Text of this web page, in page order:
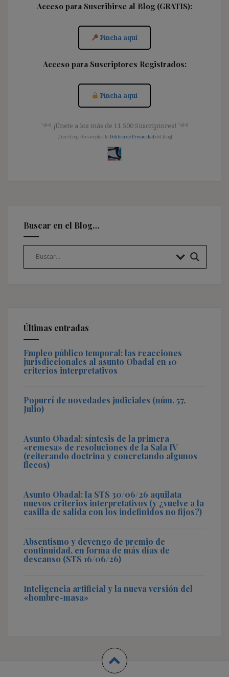
Acceso para Suscribirse al Blog (GRATIS):
Pincha aquí
Acceso para Suscriptores Registrados:
Pincha aquí
༺ ¡Únete a los más de 11.500 Suscriptores! ༺
[Con el registro aceptas la Política de Privacidad del blog]
Buscar en el Blog…
Últimas entradas
Empleo público temporal: las reacciones
jurisdiccionales al asunto Obadal en 10
criterios interpretativos
Popurrí de novedades judiciales (núm. 57,
Julio)
Asunto Obadal: síntesis de la primera
«remesa» de resoluciones de la Sala IV
(reiterando doctrina y concretando algunos
flecos)
Asunto Obadal: la STS 30/06/26 aquilata
nuevos criterios interpretativos (y ¿vuelve a la
casilla de salida con los indefinidos no fijos?)
Absentismo y devengo de premio de
continuidad, en forma de más días de
descanso (STS 16/06/26)
Inteligencia artificial y la nueva versión del
«hombre-masa»